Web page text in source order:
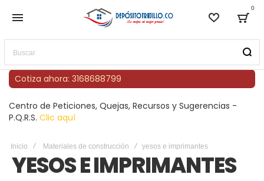
Lista de
0
Buscar
Cotiza ahora: 3168688799
Centro de Peticiones, Quejas, Recursos y Sugerencias -
P.Q.R.S. Clic aquí
Inicio Materiales de construcción yesos e imprimantes
YESOS E IMPRIMANTES